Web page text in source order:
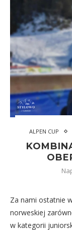
ALPEN CUP
Za nami ostatnie
norweskiej
w kategorii